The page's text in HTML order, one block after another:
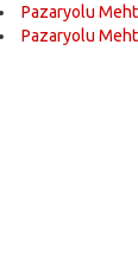
Pazaryolu
Pazaryolu